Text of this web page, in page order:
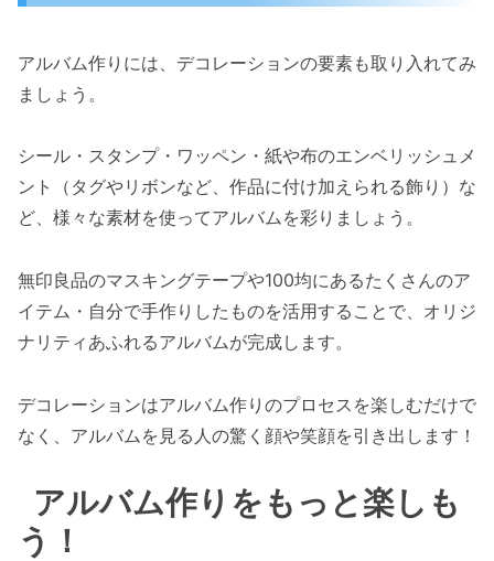
アルバム作りには、デコレーションの要素も取り入れてみ
ましょう。
シール・スタンプ・ワッペン・紙や布のエンベリッシュメ
ント（タグやリボンなど、作品に付け加えられる飾り）な
ど、様々な素材を使ってアルバムを彩りましょう。
無印良品のマスキングテープや100均にあるたくさんのア
イテム・自分で手作りしたものを活用することで、オリジ
ナリティあふれるアルバムが完成します。
デコレーションはアルバム作りのプロセスを楽しむだけで
なく、アルバムを見る人の驚く顔や笑顔を引き出します！
アルバム作りをもっと楽しも
う！